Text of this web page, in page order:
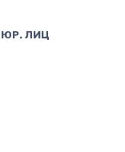
ЮР. ЛИЦ